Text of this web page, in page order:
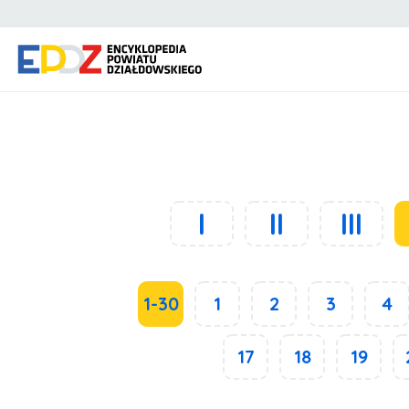
I II III
1-30 1 2 3 4
17 18 19